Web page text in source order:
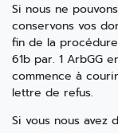
Si nous ne
conservons vos
fin de la
61b par. 1 ArbGG
commence à
lettre de refus.
Si vous nous avez